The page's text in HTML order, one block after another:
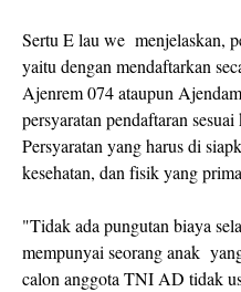
Sertu E lau we menjelaskan,
yaitu dengan mendaftarkan
Ajenrem 074 ataupun
persyaratan pendaftaran
Persyaratan yang harus di
kesehatan, dan fisik yang
"Tidak ada pungutan biaya
mempunyai seorang anak
calon anggota TNI AD tidak